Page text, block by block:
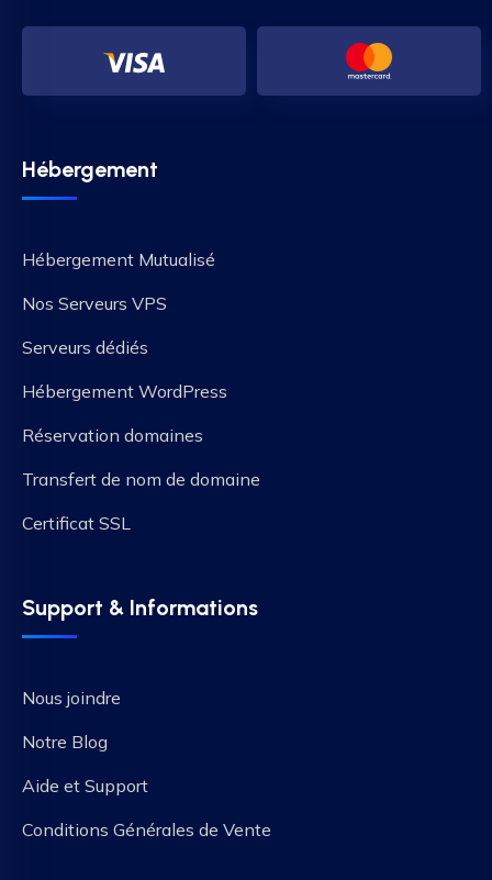
Hébergement
Hébergement Mutualisé
Nos Serveurs VPS
Serveurs dédiés
Hébergement WordPress
Réservation domaines
Transfert de nom de domaine
Certificat SSL
Support & Informations
Nous joindre
Notre Blog
Aide et Support
Conditions Générales de Vente